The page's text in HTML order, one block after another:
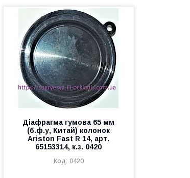
Діафрагма гумова 65 мм
(б.ф.у, Китай) колонок
Ariston Fast R 14, арт.
65153314, к.з. 0420
0420